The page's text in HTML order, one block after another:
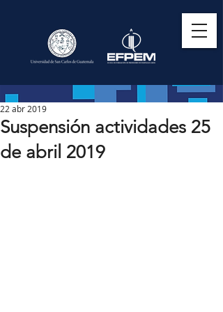
Suspensión actividades 25
de abril 2019
22 abr 2019